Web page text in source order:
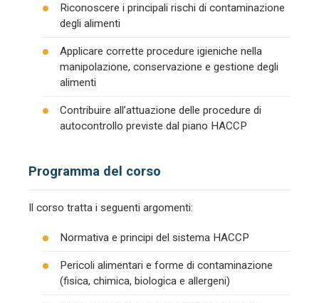
Riconoscere i principali rischi di contaminazione
degli alimenti
Applicare corrette procedure igieniche nella
manipolazione, conservazione e gestione degli
alimenti
Contribuire all’attuazione delle procedure di
autocontrollo previste dal piano HACCP
Programma del corso
Il corso tratta i seguenti argomenti:
Normativa e principi del sistema HACCP
Pericoli alimentari e forme di contaminazione
(fisica, chimica, biologica e allergeni)